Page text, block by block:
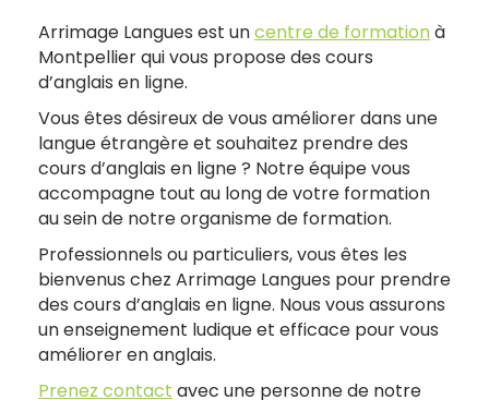
Arrimage Langues est uncentre de formationà
Montpellier qui vous propose des cours
d’anglais en ligne.
Vous êtes désireux de vous améliorer dans une
langue étrangère et souhaitez prendre des
cours d’anglais en ligne ? Notre équipe vous
accompagne tout au long de votre formation
au sein de notre organisme de formation.
Professionnels ou particuliers, vous êtes les
bienvenus chez Arrimage Langues pour prendre
des cours d’anglais en ligne. Nous vous assurons
un enseignement ludique et efficace pour vous
améliorer en anglais.
Prenez contact avec une personne de notre